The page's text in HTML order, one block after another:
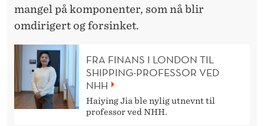
mangel på komponenter, som nå blir
omdirigert og forsinket.
FRA FINANS I LONDON TIL
SHIPPING-PROFESSOR VED
NHH
Haiying Jia ble nylig utnevnt til
professor ved NHH.